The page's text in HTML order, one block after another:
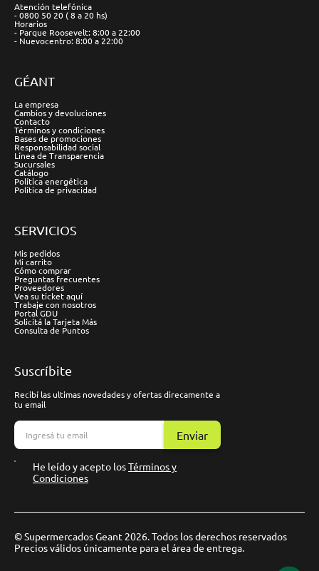
Atención telefónica
- 0800 50 20 ( 8 a 20 hs)
Horarios
- Parque Roosevelt: 8:00 a 22:00
- Nuevocentro: 8:00 a 22:00
GÉANT
La empresa
Cambios y devoluciones
Contacto
Términos y condiciones
Bases de promociones
Responsabilidad social
Línea de Transparencia
Sucursales
Catálogo
Política energética
Política de privacidad
SERVICIOS
Mis pedidos
Mi carrito
Cómo comprar
Preguntas frecuentes
Proveedores
Vea su ticket aquí
Trabaje con nosotros
Portal GDU
Solicitá la Tarjeta Más
Consulta de Puntos
Suscríbite
Recibí las ultimas novedades y ofertas direcamente a
tu email
Enviar
He leído y acepto losTérminos y
Condiciones
© Supermercados Geant 2026. Todos los derechos reservados
Precios válidos únicamente para el área de entrega.